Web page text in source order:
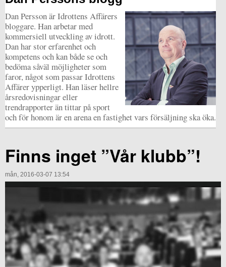
Dan Persson är Idrottens Affärers
bloggare. Han arbetar med
kommersiell utveckling av idrott.
Dan har stor erfarenhet och
kompetens och kan både se och
bedöma såväl möjligheter som
faror, något som passar Idrottens
Affärer ypperligt. Han läser hellre
årsredovisningar eller
trendrapporter än tittar på sport
och för honom är en arena en fastighet vars försäljning ska öka.
Finns inget ”Vår klubb”!
mån, 2016-03-07 13:54